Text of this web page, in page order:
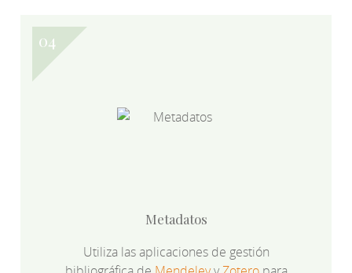
Metadatos
Utiliza las aplicaciones de gestión